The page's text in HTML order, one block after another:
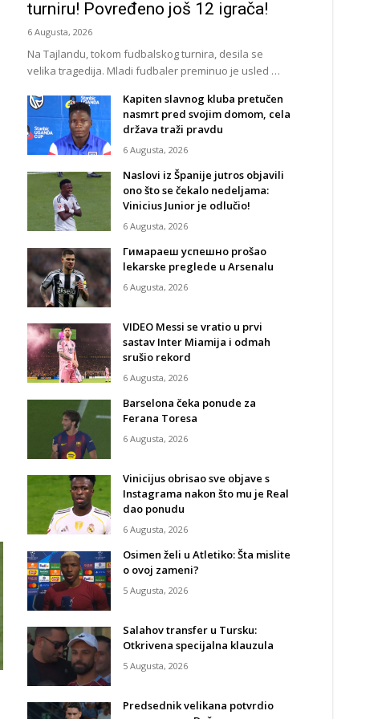
turniru! Povređeno još 12 igrača!
6 Augusta, 2026
Na Tajlandu, tokom fudbalskog turnira, desila se
velika tragedija. Mladi fudbaler preminuo je usled …
Kapiten slavnog kluba pretučen
nasmrt pred svojim domom, cela
država traži pravdu
6 Augusta, 2026
Naslovi iz Španije jutros objavili
ono što se čekalo nedeljama:
Vinicius Junior je odlučio!
6 Augusta, 2026
Гимараеш успешно prošao
lekarske preglede u Arsenalu
6 Augusta, 2026
VIDEO Messi se vratio u prvi
sastav Inter Miamija i odmah
srušio rekord
6 Augusta, 2026
Barselona čeka ponude za
Ferana Toresa
6 Augusta, 2026
Vinicijus obrisao sve objave s
Instagrama nakon što mu je Real
dao ponudu
6 Augusta, 2026
Osimen želi u Atletiko: Šta mislite
o ovoj zameni?
5 Augusta, 2026
Salahov transfer u Tursku:
Otkrivena specijalna klauzula
5 Augusta, 2026
Predsednik velikana potvrdio